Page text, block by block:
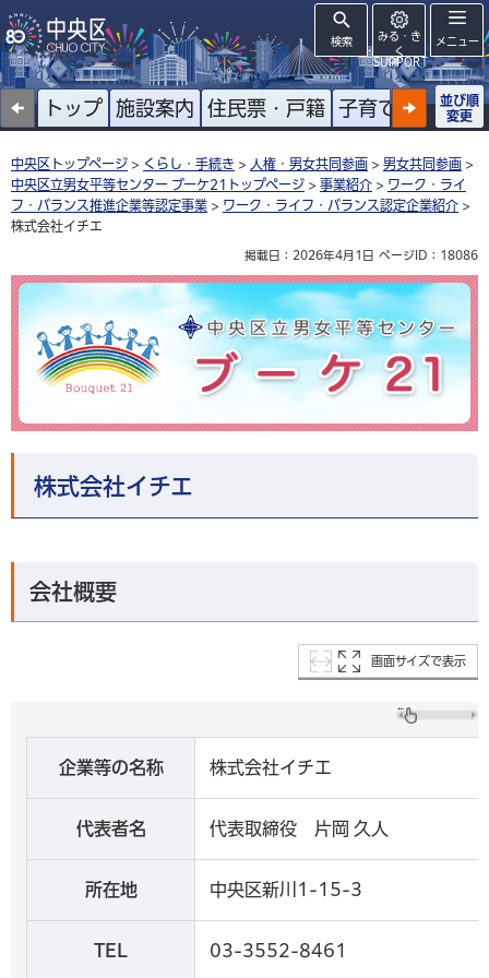
検索
みる・き
く
SUPPORT
メニュー
トップ 施設案内 住民票・戸籍 子育て 高齢者
並び順
変更
中央区トップページ > くらし・手続き > 人権・男女共同参画 > 男女共同参画 >
中央区立男女平等センター ブーケ21トップページ > 事業紹介 > ワーク・ライ
フ・バランス推進企業等認定事業 > ワーク・ライフ・バランス認定企業紹介 >
株式会社イチエ
掲載日：2026年4月1日 ページID：18086
株式会社イチエ
会社概要
画面サイズで表示
企業等の名称 株式会社イチエ
代表者名 代表取締役 片岡 久人
所在地 中央区新川1-15-3
TEL 03-3552-8461